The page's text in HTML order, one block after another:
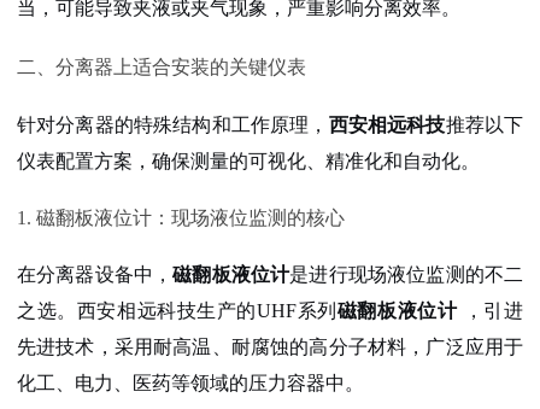
当，可能导致夹液或夹气现象，严重影响分离效率。
二、分离器上适合安装的关键仪表
针对分离器的特殊结构和工作原理， 西安相远科技推荐以下
仪表配置方案，确保测量的可视化、精准化和自动化。
1. 磁翻板液位计：现场液位监测的核心
在分离器设备中，磁翻板液位计是进行现场液位监测的不二
之选。西安相远科技生产的UHF系列 磁翻板液位计
，引进
先进技术，采用耐高温、耐腐蚀的高分子材料，广泛应用于
化工、电力、医药等领域的压力容器中 。